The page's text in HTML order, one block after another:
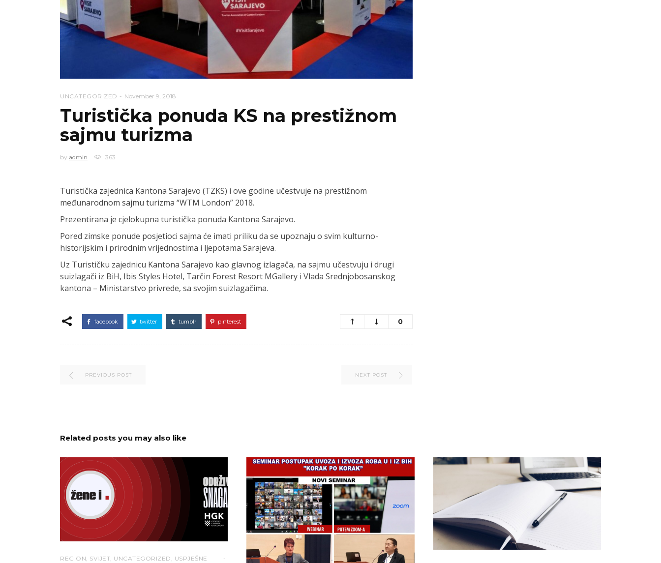
UNCATEGORIZED November 9, 2018
Turistička ponuda KS na prestižnom
sajmu turizma
by admin 363
Turistička zajednica Kantona Sarajevo (TZKS) i ove godine učestvuje na prestižnom
međunarodnom sajmu turizma “WTM London” 2018.
Prezentirana je cjelokupna turistička ponuda Kantona Sarajevo.
Pored zimske ponude posjetioci sajma će imati priliku da se upoznaju o svim kulturno-
historijskim i prirodnim vrijednostima i ljepotama Sarajeva.
Uz Turističku zajednicu Kantona Sarajevo kao glavnog izlagača, na sajmu učestvuju i drugi
suizlagači iz BiH, Ibis Styles Hotel, Tarčin Forest Resort MGallery i Vlada Srednjobosanskog
kantona – Ministarstvo privrede, sa svojim suizlagačima.
facebook twitter tumblr pinterest 0
PREVIOUS POST NEXT POST
Related posts you may also like
REGION SVIJET UNCATEGORIZED
USPJEŠNE